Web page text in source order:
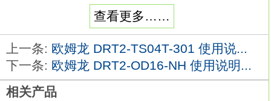
能够处理大容量的输出设备（最大3A）。
便于更换继电器。
可对带端子块的晶体管I/O设备进行I/O扩展（
XWT系列）欧姆龙DRT2-OD32SLH-1手册。
种类：3接点及MBB接点开关（带强制断开构
造）。
查看更多……
上一条: 欧姆龙 DRT2-TS04T-301 使用说...
下一条: 欧姆龙 DRT2-OD16-NH 使用说明...
相关产品